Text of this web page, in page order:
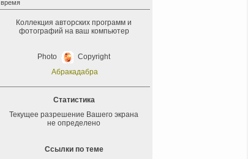
время
Коллекция авторских программ и
фотографий на ваш компьютер
Photo
Copyright
Абракадабра
Статистика
Текущее разрешение Вашего экрана
не определено
Ссылки по теме